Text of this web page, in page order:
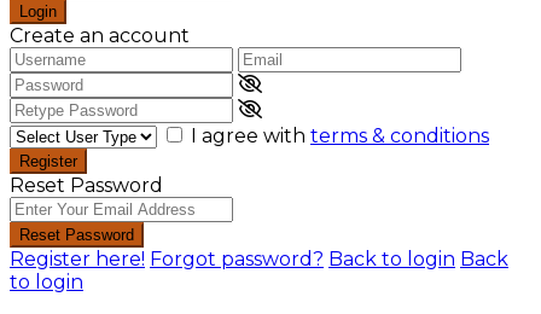
Login
Create an account
I agree with terms & conditions
Register
Reset Password
Reset Password
Register here! Forgot password? Back to login Back
to login